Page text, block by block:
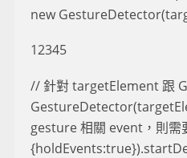
new
12345
// 針對 targetElement 跟
gesture 相關 event，則